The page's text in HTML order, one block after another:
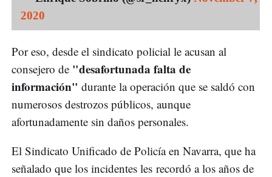
2020
Por eso, desde el sindicato policial le acusan al
consejero de "desafortunada falta de
información" durante la operación que se saldó con
numerosos destrozos públicos, aunque
afortunadamente sin daños personales.
El Sindicato Unificado de Policía en Navarra, que ha
señalado que los incidentes les recordó a los años de